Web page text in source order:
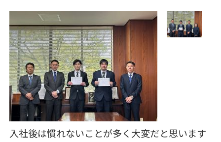
入社後は慣れないことが多く大変だと思います